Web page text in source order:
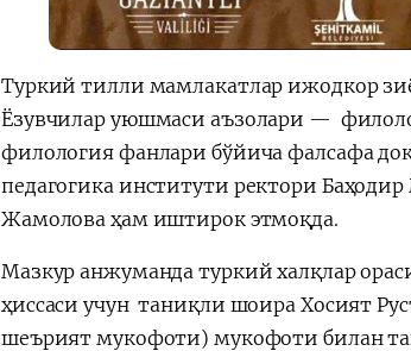
Туркий тилли мамлакатлар ижодкор
Ёзувчилар уюшмаси аъзолари —
филология фанлари бўйича фалсафа
педагогика институти ректори
Жамолова ҳам иштирок этмоқда.
Мазкур анжуманда туркий халқлар
ҳиссаси учун таниқли шоира Хосият
шеърият мукофоти) мукофоти билан